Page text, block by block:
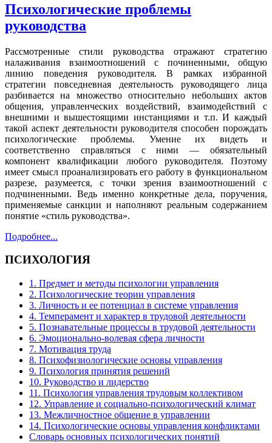
Психологические проблемы
руководства
Рассмотренные стили руководства отражают стратегию
налаживания взаимоотношений с починенными, общую
линию поведения руководителя. В рамках избранной
стратегии повседневная деятельность руководящего лица
разбивается на множество относительно небольших актов
общения, управленческих воздействий, взаимодействий с
внешними и вышестоящими инстанциями и т.п. И каждый
такой аспект деятельности руководителя способен порождать
психологические проблемы. Умение их видеть и
соответственно справляться с ними — обязательный
компонент квалификации любого руководителя. Поэтому
имеет смысл проанализировать его работу в функциональном
разрезе, разумеется, с точки зрения взаимоотношений с
подчиненными. Ведь именно конкретные дела, поручения,
применяемые санкции и наполняют реальным содержанием
понятие «стиль руководства».
Подробнее...
ПСИХОЛОГИЯ
1. Предмет и методы психологии управления
2. Психологические теории управления
3. Личность и ее потенциал в системе управления
4. Темперамент и характер в трудовой деятельности
5. Познавательные процессы в трудовой деятельности
6. Эмоционально-волевая сфера личности
7. Мотивация труда
8. Психофизиологические основы управления
9. Психология принятия решений
10. Руководство и лидерство
11. Психология управления трудовым коллективом
12. Управление и социально-психологический климат
13. Межличностное общение в управлении
14. Психологические основы управления конфликтами
Словарь основных психологических понятий